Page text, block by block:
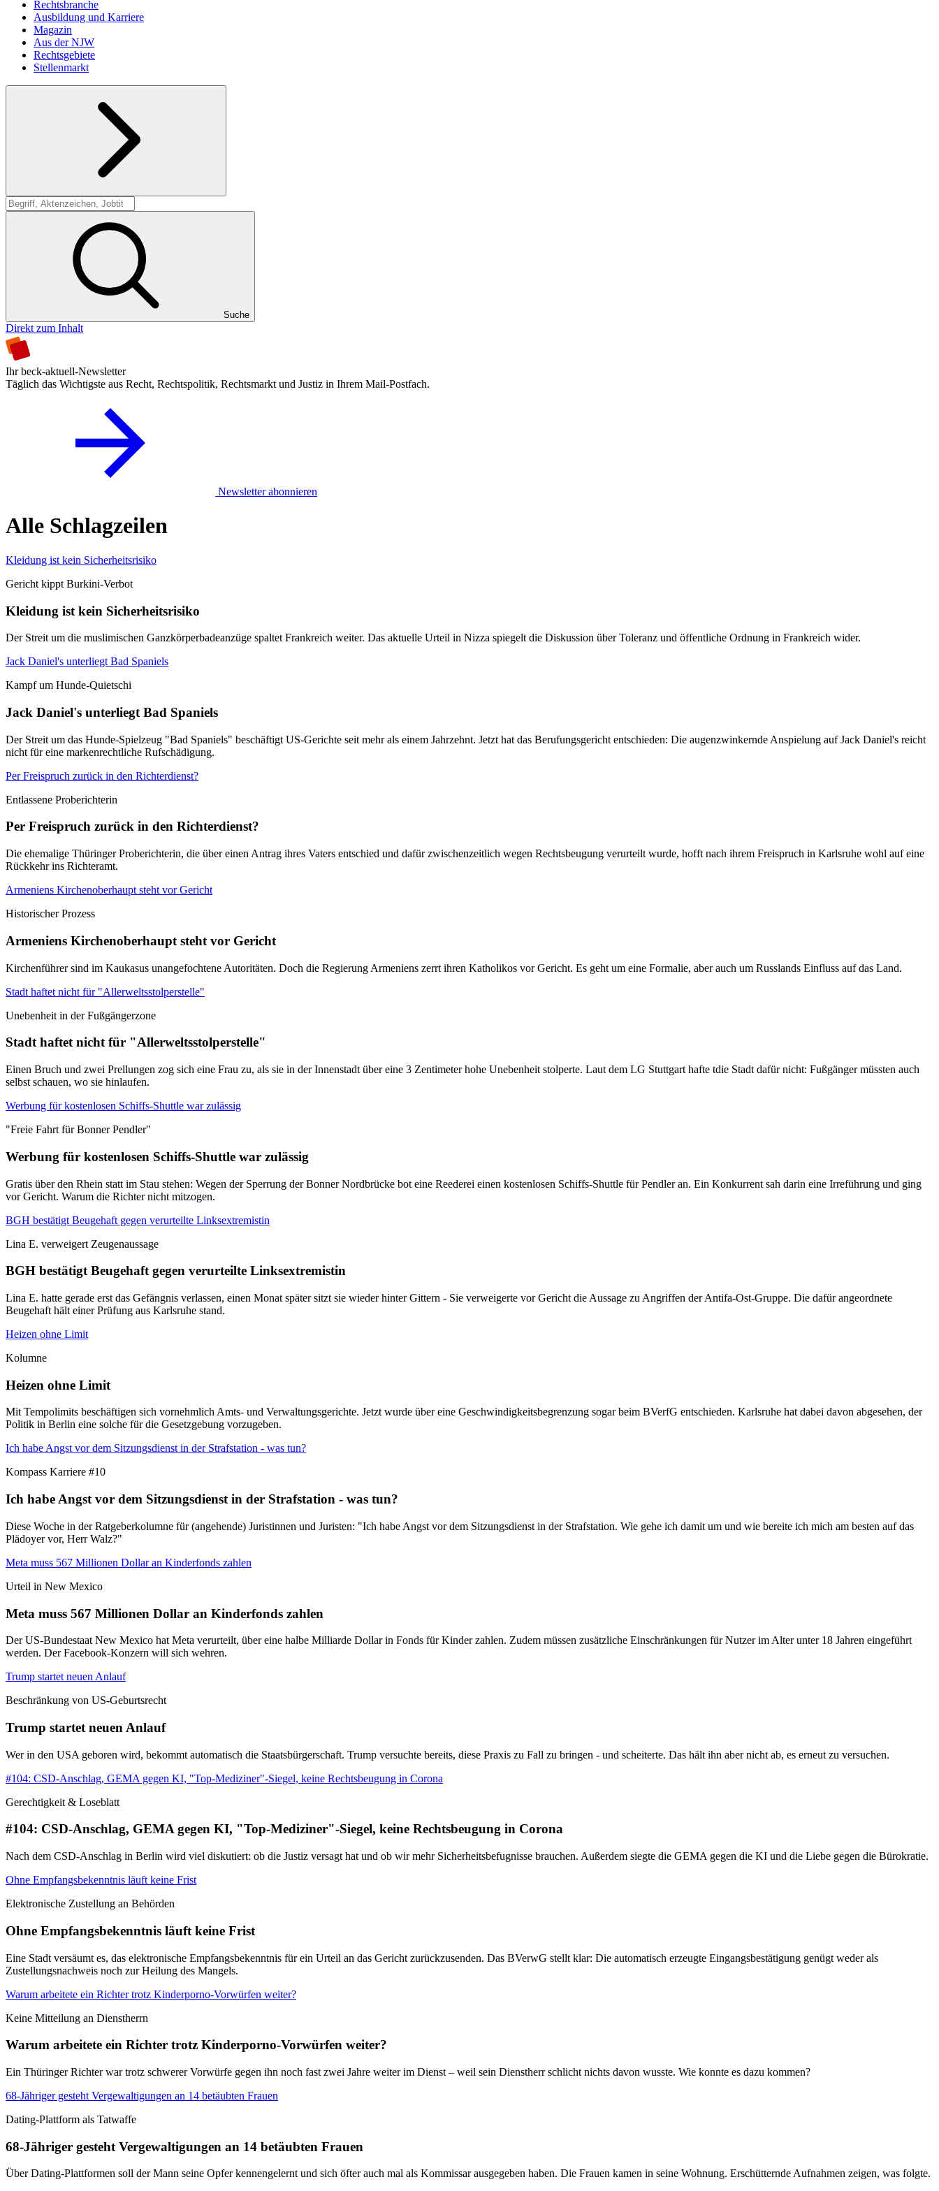
Rechtsbranche
Ausbildung und Karriere
Magazin
Aus der NJW
Rechtsgebiete
Stellenmarkt
Suche
Suche
Direkt zum Inhalt
Ihr beck-aktuell-Newsletter
Täglich das Wichtigste aus Recht, Rechtspolitik, Rechtsmarkt und Justiz in Ihrem Mail-Postfach.
Newsletter abonnieren
Alle Schlagzeilen
Kleidung ist kein Sicherheitsrisiko
Gericht kippt Burkini-Verbot
Kleidung ist kein Sicherheitsrisiko
Der Streit um die muslimischen Ganzkörperbadeanzüge spaltet Frankreich weiter. Das aktuelle Urteil in Nizza spiegelt die Diskussion über Toleranz und öffentliche Ordnung in Frankreich wider.
Jack Daniel's unterliegt Bad Spaniels
Kampf um Hunde-Quietschi
Jack Daniel's unterliegt Bad Spaniels
Der Streit um das Hunde-Spielzeug "Bad Spaniels" beschäftigt US-Gerichte seit mehr als einem Jahrzehnt. Jetzt hat das Berufungsgericht entschieden: Die augenzwinkernde Anspielung auf Jack Daniel's reicht
nicht für eine markenrechtliche Rufschädigung.
Per Freispruch zurück in den Richterdienst?
Entlassene Proberichterin
Per Freispruch zurück in den Richterdienst?
Die ehemalige Thüringer Proberichterin, die über einen Antrag ihres Vaters entschied und dafür zwischenzeitlich wegen Rechtsbeugung verurteilt wurde, hofft nach ihrem Freispruch in Karlsruhe wohl auf eine
Rückkehr ins Richteramt.
Armeniens Kirchenoberhaupt steht vor Gericht
Historischer Prozess
Armeniens Kirchenoberhaupt steht vor Gericht
Kirchenführer sind im Kaukasus unangefochtene Autoritäten. Doch die Regierung Armeniens zerrt ihren Katholikos vor Gericht. Es geht um eine Formalie, aber auch um Russlands Einfluss auf das Land.
Stadt haftet nicht für "Allerweltsstolperstelle"
Unebenheit in der Fußgängerzone
Stadt haftet nicht für "Allerweltsstolperstelle"
Einen Bruch und zwei Prellungen zog sich eine Frau zu, als sie in der Innenstadt über eine 3 Zentimeter hohe Unebenheit stolperte. Laut dem LG Stuttgart hafte tdie Stadt dafür nicht: Fußgänger müssten auch
selbst schauen, wo sie hinlaufen.
Werbung für kostenlosen Schiffs-Shuttle war zulässig
"Freie Fahrt für Bonner Pendler"
Werbung für kostenlosen Schiffs-Shuttle war zulässig
Gratis über den Rhein statt im Stau stehen: Wegen der Sperrung der Bonner Nordbrücke bot eine Reederei einen kostenlosen Schiffs-Shuttle für Pendler an. Ein Konkurrent sah darin eine Irreführung und ging
vor Gericht. Warum die Richter nicht mitzogen.
BGH bestätigt Beugehaft gegen verurteilte Linksextremistin
Lina E. verweigert Zeugenaussage
BGH bestätigt Beugehaft gegen verurteilte Linksextremistin
Lina E. hatte gerade erst das Gefängnis verlassen, einen Monat später sitzt sie wieder hinter Gittern - Sie verweigerte vor Gericht die Aussage zu Angriffen der Antifa-Ost-Gruppe. Die dafür angeordnete
Beugehaft hält einer Prüfung aus Karlsruhe stand.
Heizen ohne Limit
Kolumne
Heizen ohne Limit
Mit Tempolimits beschäftigen sich vornehmlich Amts- und Verwaltungsgerichte. Jetzt wurde über eine Geschwindigkeitsbegrenzung sogar beim BVerfG entschieden. Karlsruhe hat dabei davon abgesehen, der
Politik in Berlin eine solche für die Gesetzgebung vorzugeben.
Ich habe Angst vor dem Sitzungsdienst in der Strafstation - was tun?
Kompass Karriere #10
Ich habe Angst vor dem Sitzungsdienst in der Strafstation - was tun?
Diese Woche in der Ratgeberkolumne für (angehende) Juristinnen und Juristen: "Ich habe Angst vor dem Sitzungsdienst in der Strafstation. Wie gehe ich damit um und wie bereite ich mich am besten auf das
Plädoyer vor, Herr Walz?"
Meta muss 567 Millionen Dollar an Kinderfonds zahlen
Urteil in New Mexico
Meta muss 567 Millionen Dollar an Kinderfonds zahlen
Der US-Bundestaat New Mexico hat Meta verurteilt, über eine halbe Milliarde Dollar in Fonds für Kinder zahlen. Zudem müssen zusätzliche Einschränkungen für Nutzer im Alter unter 18 Jahren eingeführt
werden. Der Facebook-Konzern will sich wehren.
Trump startet neuen Anlauf
Beschränkung von US-Geburtsrecht
Trump startet neuen Anlauf
Wer in den USA geboren wird, bekommt automatisch die Staatsbürgerschaft. Trump versuchte bereits, diese Praxis zu Fall zu bringen - und scheiterte. Das hält ihn aber nicht ab, es erneut zu versuchen.
#104: CSD-Anschlag, GEMA gegen KI, "Top-Mediziner"-Siegel, keine Rechtsbeugung in Corona
Gerechtigkeit & Loseblatt
#104: CSD-Anschlag, GEMA gegen KI, "Top-Mediziner"-Siegel, keine Rechtsbeugung in Corona
Nach dem CSD-Anschlag in Berlin wird viel diskutiert: ob die Justiz versagt hat und ob wir mehr Sicherheitsbefugnisse brauchen. Außerdem siegte die GEMA gegen die KI und die Liebe gegen die Bürokratie.
Ohne Empfangsbekenntnis läuft keine Frist
Elektronische Zustellung an Behörden
Ohne Empfangsbekenntnis läuft keine Frist
Eine Stadt versäumt es, das elektronische Empfangsbekenntnis für ein Urteil an das Gericht zurückzusenden. Das BVerwG stellt klar: Die automatisch erzeugte Eingangsbestätigung genügt weder als
Zustellungsnachweis noch zur Heilung des Mangels.
Warum arbeitete ein Richter trotz Kinderporno-Vorwürfen weiter?
Keine Mitteilung an Dienstherrn
Warum arbeitete ein Richter trotz Kinderporno-Vorwürfen weiter?
Ein Thüringer Richter war trotz schwerer Vorwürfe gegen ihn noch fast zwei Jahre weiter im Dienst – weil sein Dienstherr schlicht nichts davon wusste. Wie konnte es dazu kommen?
68-Jähriger gesteht Vergewaltigungen an 14 betäubten Frauen
Dating-Plattform als Tatwaffe
68-Jähriger gesteht Vergewaltigungen an 14 betäubten Frauen
Über Dating-Plattformen soll der Mann seine Opfer kennengelernt und sich öfter auch mal als Kommissar ausgegeben haben. Die Frauen kamen in seine Wohnung. Erschütternde Aufnahmen zeigen, was folgte.